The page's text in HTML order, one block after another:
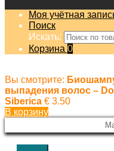
Моя учётная
Поиск
Искать:
Корзина 0
Вы смотрите:
выпадения волос –
Siberica € 3.50
В корзину